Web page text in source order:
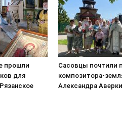
прошли
для
Сасовцы почтили
композитора-
Александра